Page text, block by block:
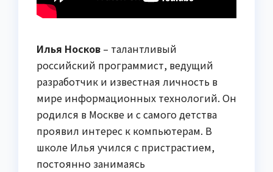
Илья Носков – талантливый
российский программист, ведущий
разработчик и известная личность в
мире информационных технологий. Он
родился в Москве и с самого детства
проявил интерес к компьютерам. В
школе Илья учился с пристрастием,
постоянно занимаясь